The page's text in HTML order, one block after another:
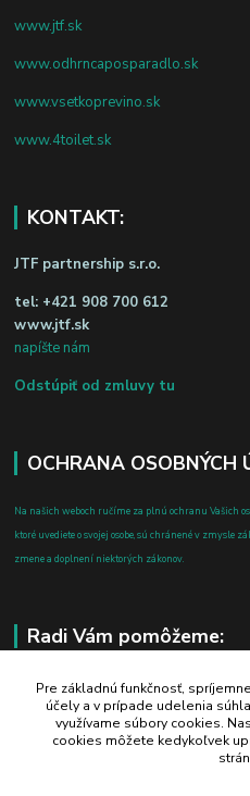
www.jtf.sk
www.odhrncaposparadlo.sk
www.vsetkoprevino.sk
www.4toilet.sk
KONTAKT:
JTF partnership s.r.o.
tel: +421 908 700 612
www.jtf.sk
napíšte nám
Odstúpiť od zmluvy tu
OCHRANA OSOBNÝCH
Na našich weboch ručíme za plnú ochranu Vašich
ktoré uvediete o svojej osobe, sú chránené v zmysle
zmene a doplnení niektorých zákonov.
Radi Vám pomôžeme:
+421 908 700 612
po-pia: 8.00 - 16.00
business@jtf.sk
Pre základnú funkčnosť,
účely a v prípade udelenia
využívame súbory cookies.
cookies môžete kedykoľvek